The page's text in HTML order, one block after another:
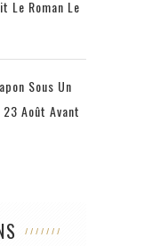
Le Roman Le
Sous Un
23 Août Avant